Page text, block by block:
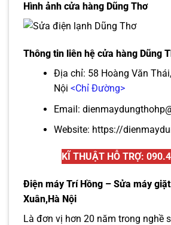
Hình ảnh cửa hàng Dũng Thơ
Thông tin liên hệ cửa hàng Dũng
Địa chỉ: 58 Hoàng Văn
Nội <Chỉ Đường>
Email:
Website: https://
KĨ THUẬT HỖ TRỢ:
Điện máy Trí Hồng – Sửa máy
Xuân,Hà Nội
Là đơn vị hơn 20 năm trong nghề